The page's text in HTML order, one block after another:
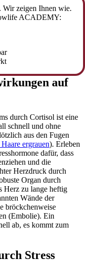
Wir zeigen Ihnen wie.
ACADEMY:
auf
durch Cortisol ist eine
schnell und ohne
aus den Fugen
ergrauen). Erleben
dafür, dass
und die
Herzdruck durch
Organ durch
Herz zu lange heftig
Wände der
bröckchenweise
(Embolie). Ein
ab, es kommt zum
Stress